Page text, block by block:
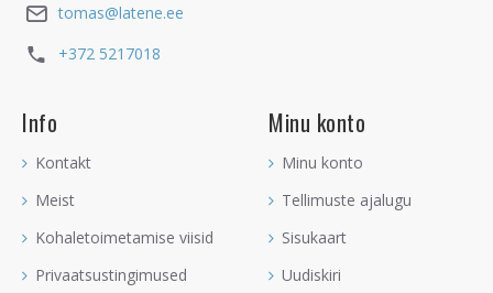
tomas@latene.ee
+372 5217018
Info
Kontakt
Meist
Kohaletoimetamise viisid
Privaatsustingimused
Minu konto
Minu konto
Tellimuste ajalugu
Sisukaart
Uudiskiri